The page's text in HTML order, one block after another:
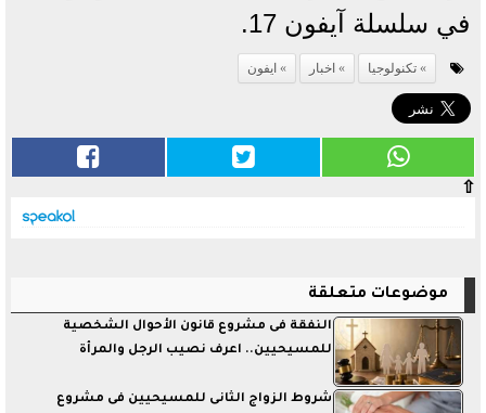
في سلسلة آيفون 17.
تكنولوجيا اخبار ايفون
⇧
موضوعات متعلقة
النفقة فى مشروع قانون الأحوال الشخصية
للمسيحيين.. اعرف نصيب الرجل والمرأة
شروط الزواج الثانى للمسيحيين فى مشروع